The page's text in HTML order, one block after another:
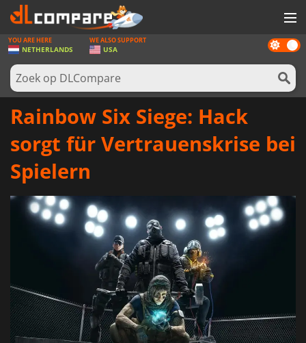
SPELLEN
GAME CARDS
SOFTWARE
NIEUWS
LOG IN OF REGISTREER
Dark
mode
YOU ARE HERE
NETHERLANDS
WE ALSO SUPPORT
USA
Rainbow Six Siege: Hack
sorgt für Vertrauenskrise bei
Spielern